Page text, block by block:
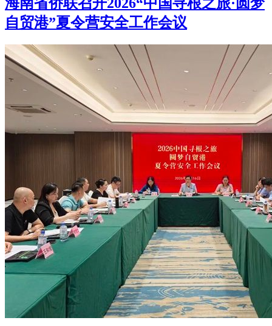
海南省侨联召开2026“中国寻根之旅·圆梦
自贸港”夏令营安全工作会议